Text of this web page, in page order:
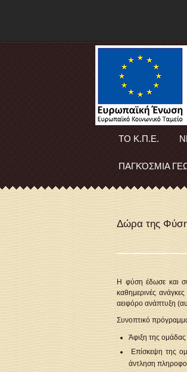
ΤΟ Κ.Π.Ε.
ΠΑΓΚΌΣΜΙΑ
Δώρα της
Η φύση έδωσε και
καθημερινές
αειφόρο ανάπτυξη
Συνοπτικό
Άφιξη της
Επίσκεψη της
άντληση